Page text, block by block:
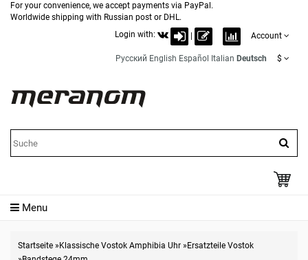
For your convenience, we accept payments via PayPal.
Worldwide shipping with Russian post or DHL.
Login with:
Account
Русский English Español Italian Deutsch $
Menu
Startseite » Klassische Vostok Amphibia Uhr » Ersatzteile Vostok